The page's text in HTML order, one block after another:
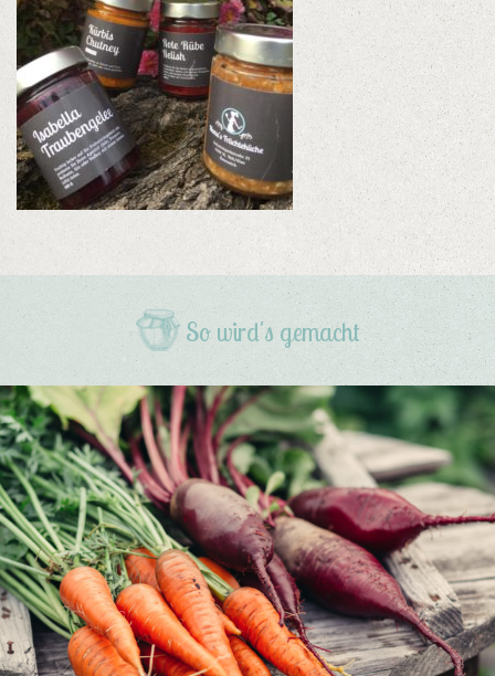
So wird's gemacht